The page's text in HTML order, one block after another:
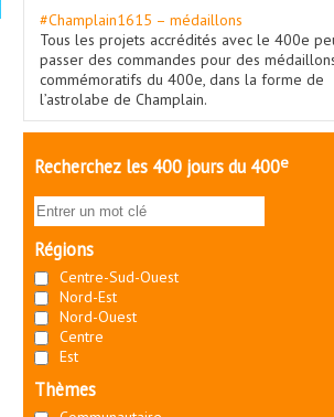
#Champlain1615 – médaillons
Tous les projets accrédités avec le 400e
passer des commandes pour des
commémoratifs du 400e, dans la forme de
l’astrolabe de Champlain.
Recherchez les 400 jours du 400e
Régions
Centre-Sud-Ouest
Nord-Est
Nord-Ouest
Centre
Est
Thèmes